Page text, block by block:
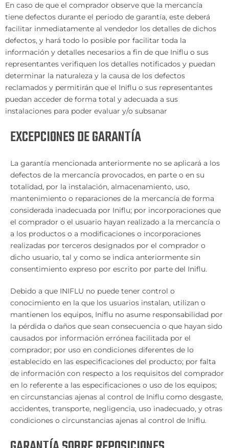
En caso de que el comprador observe que la mercancía
tiene defectos durante el periodo de garantía, este deberá
facilitar inmediatamente al vendedor los detalles de dichos
defectos, y hará todo lo posible por facilitar toda la
información y detaIles necesarios a fin de que Iniflu o sus
representantes verifiquen los detalles notificados y puedan
determinar la naturaleza y la causa de los defectos
reclamados y permitirán que el Iniflu o sus representantes
puedan acceder de forma total y adecuada a sus
instalaciones para poder evaluar y/o subsanar
EXCEPCIONES DE GARANTÍA
La garantía mencionada anteriormente no se aplicará a los
defectos de la mercancía provocados, en parte o en su
totalidad, por la instalación, almacenamiento, uso,
mantenimiento o reparaciones de la mercancía de forma
considerada inadecuada por Iniflu; por incorporaciones que
el comprador o el usuario hayan realizado a la mercancía o
a los productos o a modificaciones o incorporaciones
realizadas por terceros designados por el comprador o
dicho usuario, tal y como se indica anteriormente sin
consentimiento expreso por escrito por parte del Iniflu.
Debido a que INIFLU no puede tener control o
conocimiento en la que los usuarios instalan, utilizan o
mantienen los equipos, Iniflu no asume responsabilidad por
la pérdida o daños que sean consecuencia o que hayan sido
causados por información errónea facilitada por el
comprador; por uso en condiciones diferentes de lo
establecido en las especificaciones del producto; por falta
de información con respecto a los requisitos del comprador
en lo referente a las especificaciones o uso de los equipos;
en circunstancias ajenas al control de Iniflu como desgaste,
accidentes, transporte, negligencia, uso inadecuado, y otras
condiciones o circunstancias ajenas al control de Iniflu.